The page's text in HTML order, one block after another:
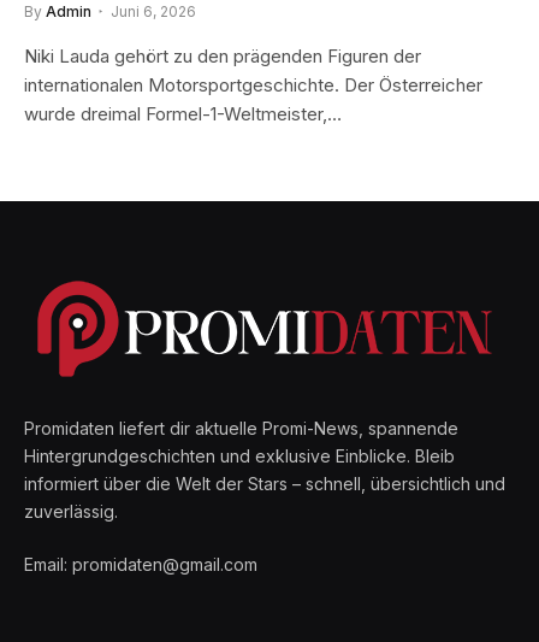
By Admin Juni 6, 2026
Niki Lauda gehört zu den prägenden Figuren der
internationalen Motorsportgeschichte. Der Österreicher
wurde dreimal Formel-1-Weltmeister,…
Promidaten liefert dir aktuelle Promi-News, spannende
Hintergrundgeschichten und exklusive Einblicke. Bleib
informiert über die Welt der Stars – schnell, übersichtlich und
zuverlässig.
Email: promidaten@gmail.com